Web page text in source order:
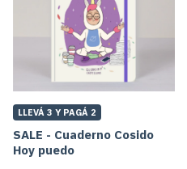
SALE - Cuaderno Cosido
Hoy puedo
LLEVÁ 3 Y PAGÁ 2